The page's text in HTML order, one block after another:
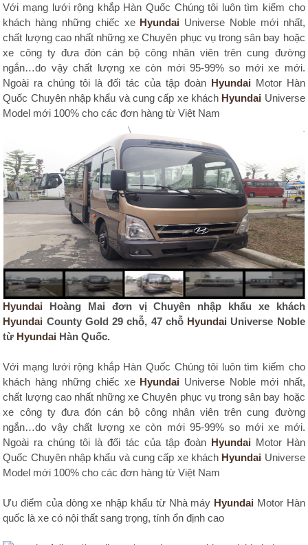
Mua hàng
Với mạng lưới rộng khắp Hàn Quốc Chúng tôi luôn tìm kiếm cho
khách hàng những chiếc xe Hyundai Universe Noble mới nhất,
chất lượng cao nhất những xe Chuyên phục vụ trong sân bay hoặc
xe công ty đưa đón cán bộ công nhân viên trên cung đường
ngắn…do vậy chất lượng xe còn mới 95-99% so mới xe mới.
Ngoài ra chúng tôi là đối tác của tập đoàn HyundaiMotor Hàn
Quốc Chuyên nhập khẩu và cung cấp xe khách Hyundai Universe
Model mới 100% cho các đơn hàng từ Việt Nam
Hyundai Hoàng Mai đơn vị Chuyên nhập khẩu xe khách
Hyundai County Gold 29 chỗ, 47 chỗ Hyundai Universe Noble
từ Hyundai Hàn Quốc.
Với mạng lưới rộng khắp Hàn Quốc Chúng tôi luôn tìm kiếm cho
khách hàng những chiếc xe Hyundai Universe Noble mới nhất,
chất lượng cao nhất những xe Chuyên phục vụ trong sân bay hoặc
xe công ty đưa đón cán bộ công nhân viên trên cung đường
ngắn…do vậy chất lượng xe còn mới 95-99% so mới xe mới.
Ngoài ra chúng tôi là đối tác của tập đoàn HyundaiMotor Hàn
Quốc Chuyên nhập khẩu và cung cấp xe khách Hyundai Universe
Model mới 100% cho các đơn hàng từ Việt Nam
Ưu điểm của dòng xe nhập khẩu từ Nhà máy Hyundai Motor Hàn
quốc là xe có nội thất sang trọng, tính ổn định cao